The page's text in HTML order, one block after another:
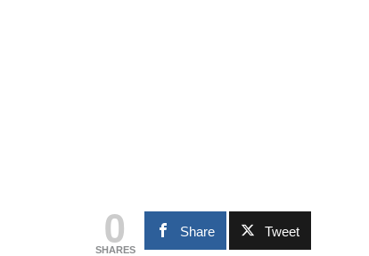
0
SHARES
Share Tweet